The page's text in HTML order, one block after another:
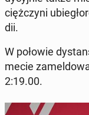
cięż­czy­ni
dii.
W połowie
mecie
2:19.00.